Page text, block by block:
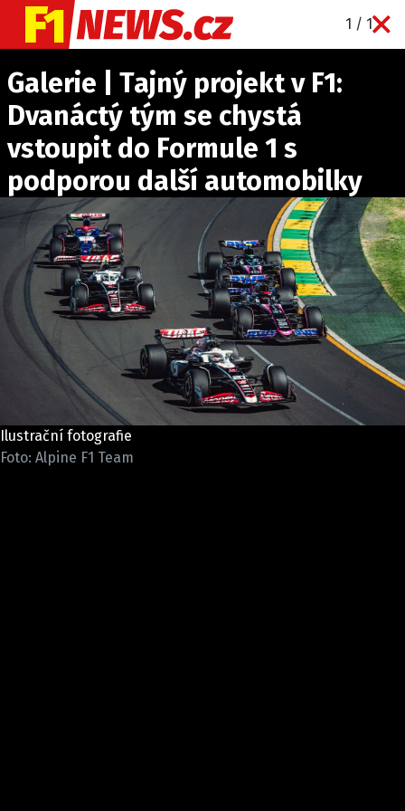
1 / 1
GRAND PRIX
PADDOCK LINE
TECHNIKA
HISTORIE GP
PROFILY JEZDCŮ
PROFILY TÝMŮ
ROZHOVORY
OSTATNÍ
SLEDUJTE NÁS NA|
ETICKÝ KODEX
Galerie | Tajný projekt v F1:
Dvanáctý tým se chystá
vstoupit do Formule 1 s
podporou další automobilky
Ilustrační fotografie
Foto: Alpine F1 Team